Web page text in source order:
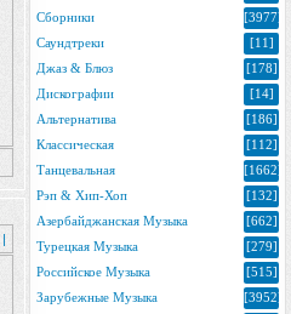
Сборники
[3977]
Саундтреки
[11]
Джаз & Блюз
[178]
Дискографии
[14]
Альтернатива
[186]
Классическая
[112]
Танцевальная
[1662]
Рэп & Хип-Хоп
[132]
Азербайджанская Музыка
[662]
Турецкая Музыка
[279]
Российское Музыка
[515]
Зарубежные Музыка
[3952]
|